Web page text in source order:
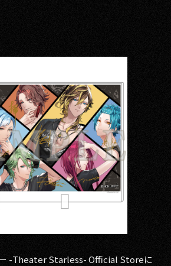
-Theater Starless- Official Storeに